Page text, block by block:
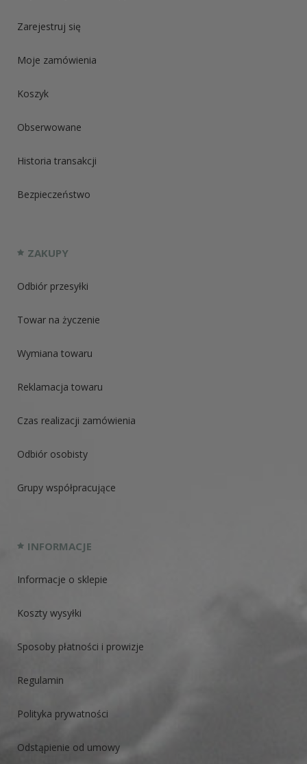
Zarejestruj się
Moje zamówienia
Koszyk
Obserwowane
Historia transakcji
Bezpieczeństwo
ZAKUPY
Odbiór przesyłki
Towar na życzenie
Wymiana towaru
Reklamacja towaru
Czas realizacji zamówienia
Odbiór osobisty
Grupy współpracujące
INFORMACJE
Informacje o sklepie
Koszty wysyłki
Sposoby płatności i prowizje
Regulamin
Polityka prywatności
Odstąpienie od umowy